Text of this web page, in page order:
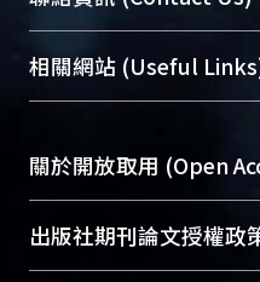
展現本校豐碩的研究成
機構典藏（NTUR）與
台，成為臺大學術典藏
成果。
To permanently
profiles and scholarly
services of “NTU
總館學科館員(Main
醫學圖書館學科館員
Sciences Library)
相關網站 (Useful
關於開放取用 (Open
開放取用是從使用者角
動，應用在學術研究上
出版社期刊論文授權